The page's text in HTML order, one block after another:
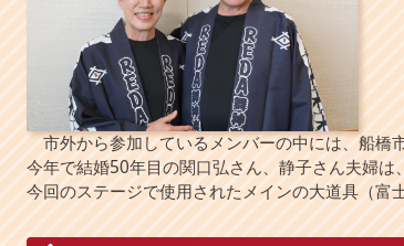
市外から参加しているメンバーの中には、船橋
今年で結婚50年目の関口弘さん、静子さん夫婦は
今回のステージで使用されたメインの大道具（富